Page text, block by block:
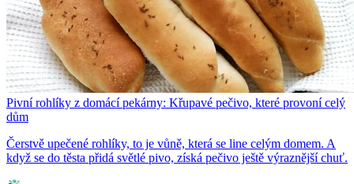
Pivní rohlíky z domácí pekárny: Křupavé pečivo, které provoní celý
dům
Čerstvě upečené rohlíky, to je vůně, která se line celým domem. A
když se do těsta přidá světlé pivo, získá pečivo ještě výraznější chuť.